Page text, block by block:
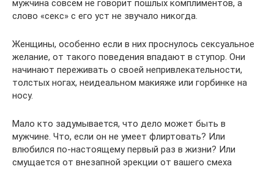
мужчина совсем не говорит пошлых комплиментов, а
слово «секс» с его уст не звучало никогда.
Женщины, особенно если в них проснулось сексуальное
желание, от такого поведения впадают в ступор. Они
начинают переживать о своей непривлекательности,
толстых ногах, неидеальном макияже или горбинке на
носу.
Мало кто задумывается, что дело может быть в
мужчине. Что, если он не умеет флиртовать? Или
влюбился по-настоящему первый раз в жизни? Или
смущается от внезапной эрекции от вашего смеха